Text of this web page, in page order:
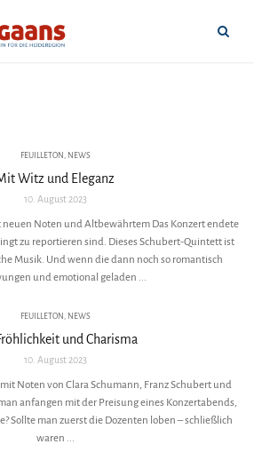
FEUILLETON , NEWS
Witz und Eleganz
10. August 2023
Noten und Altbewährtem Das Konzert endete
zu reportieren sind. Dieses Schubert-Quintett ist
Musik. Und wenn die dann noch so romantisch
und emotional geladen ...
FEUILLETON , NEWS
und Charisma
10. August 2023
Noten von Clara Schumann, Franz Schubert und
anfangen mit der Preisung eines Konzertabends,
Sollte man zuerst die Dozenten loben – schließlich
waren ...